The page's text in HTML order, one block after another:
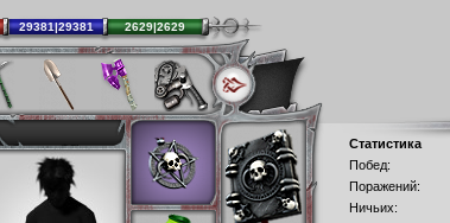
Статистика
Побед:
Поражений:
Ничьих:
29381|29381 2629|2629